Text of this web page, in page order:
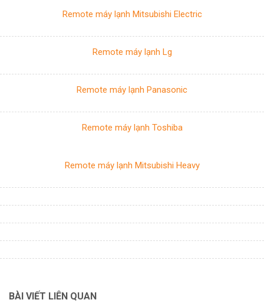
Remote máy lạnh Mitsubishi Electric
Remote máy lạnh Lg
Remote máy lạnh Panasonic
Remote máy lạnh Toshiba
Remote máy lạnh Mitsubishi Heavy
BÀI VIẾT LIÊN QUAN